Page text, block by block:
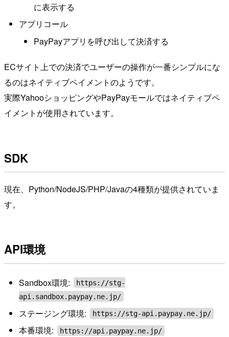
に表示する
アプリコール
PayPayアプリを呼び出して決済する
ECサイト上での決済でユーザーの操作が一番シンプルにな
るのはネイティブペイメントのようです。
実際YahooショッピングやPayPayモールではネイティブペ
イメントが使用されています。
SDK
現在、Python/NodeJS/PHP/Javaの4種類が提供されていま
す。
API環境
Sandbox環境:
https://stg-
api.sandbox.paypay.ne.jp/
ステージング環境: https://stg-api.paypay.ne.jp/
本番環境: https://api.paypay.ne.jp/